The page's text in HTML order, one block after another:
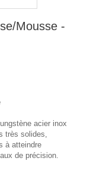
Mousse -
acier inox
très solides,
à atteindre
de précision.